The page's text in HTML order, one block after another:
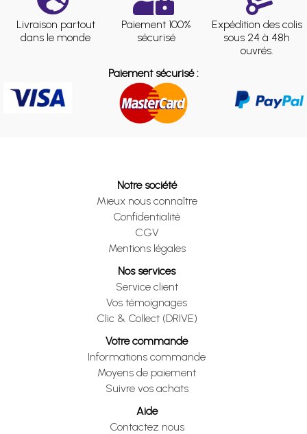
Livraison partout
dans le monde
Paiement 100%
sécurisé
Expédition des colis
sous 24 à 48h
ouvrés.
Paiement sécurisé :
Notre société
Mieux nous connaître
Confidentialité
CGV
Mentions légales
Nos services
Service client
Vos témoignages
Clic & Collect (DRIVE)
Votre commande
Informations commande
Moyens de paiement
Suivre vos achats
Aide
Contactez nous